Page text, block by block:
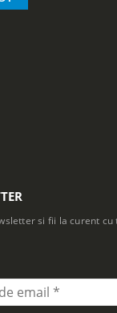
si fii la curent cu